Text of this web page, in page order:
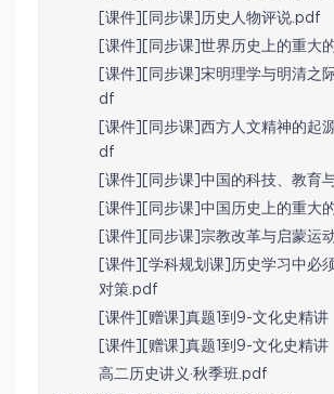
[课件][同步课]历史人物评说.pdf
[课件][同步课]世界历史上的重大
[课件][同步课]宋明理学与明清之
df
[课件][同步课]西方人文精神的起
df
[课件][同步课]中国的科技、教育
[课件][同步课]中国历史上的重大
[课件][同步课]宗教改革与启蒙运
[课件][学科规划课]历史学习中必
对策.pdf
[课件][赠课]真题1到9-文化史精讲
[课件][赠课]真题1到9-文化史精讲
高二历史讲义·秋季班.pdf